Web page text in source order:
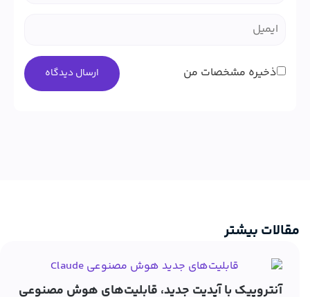
ذخیره مشخصات من
مقالات بیشتر
آنتروپیک با آپدیت جدید، قابلیت‌های هوش مصنوعی